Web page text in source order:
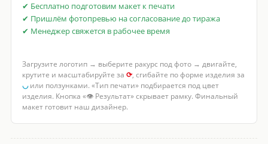
✔ Бесплатно подготовим макет к печати
✔ Пришлём фотопревью на согласование до тиража
✔ Менеджер свяжется в рабочее время
Загрузите логотип → выберите ракурс под фото → двигайте,
крутите и масштабируйте за ⟳, сгибайте по форме изделия за
◡или ползунками. «Тип печати» подбирается под цвет
изделия. Кнопка «👁 Результат» скрывает рамку. Финальный
макет готовит наш дизайнер.